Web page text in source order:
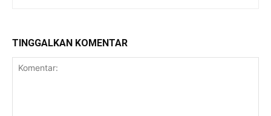
TINGGALKAN KOMENTAR